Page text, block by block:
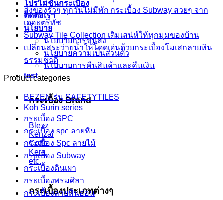
โปรโมชั่นกระเบื้อง
ติดต่อเรา
นโยบาย
นโยบายการขนส่ง
นโยบายความเป็นส่วนตัว
นโยบายการคืนสินค้าและคืนเงิน
test
กระเบื้อง Brand
Blezz
Kenzai
Cotto
Kera
etc.
กระเบื้องประเภทต่างๆ
ส่งของรัวๆ ทุกวันไม่มีพัก กระเบื้อง Subway สวยๆ จาก
เดอะตรีทัช
Subway Tile Collection เติมเสน่ห์ให้ทุกมุมของบ้าน
เปลี่ยนสระว่ายน้ำให้โดดเด่นด้วยกระเบื้องโมเสกลายหิน
ธรรมชาติ
Product categories
BEZEN รุ่น SAFETYTILES
Koh Surin series
กระเบื้อง SPC
กระเบื้อง spc ลายหิน
กระเบื้อง Spc ลายไม้
กระเบื้อง Subway
กระเบื้องดินเผา
กระเบื้องพรมศิลา
กระเบื้องลายหินอ่อน